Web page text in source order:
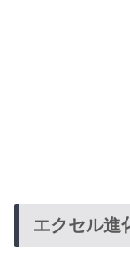
エクセル進